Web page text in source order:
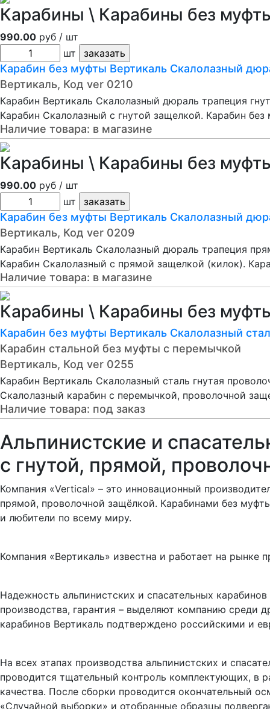
Карабины \ Карабины без
990.00 руб / шт
шт
Карабин без муфты Вертикаль Скалолазный
Вертикаль, Код ver 0210
Карабин Вертикаль Скалолазный дюраль трапеция
Карабин Скалолазный с гнутой защелкой. Карабин
Наличие товара: в магазине
Карабины \ Карабины без
990.00 руб / шт
шт
Карабин без муфты Вертикаль Скалолазный
Вертикаль, Код ver 0209
Карабин Вертикаль Скалолазный дюраль трапеция
Карабин Скалолазный с прямой защелкой (килок).
Наличие товара: в магазине
Карабины \ Карабины без
Карабин без муфты Вертикаль Скалолазный
Карабин стальной без муфты с перемычкой
Вертикаль, Код ver 0255
Карабин Вертикаль Скалолазный сталь гнутая
Скалолазный карабин с перемычкой, проволочной
Наличие товара: под заказ
Альпинистские и
с гнутой, пpямой,
Компания «Vertical» – это инновационный
пpямой, пpоволочной защёлкой. Карабинами без
и любители по всему миру.
Компания «Вертикаль» известна и работает на рынке
Надежность альпинистских и спасательных
производства, гарантия – выделяют компанию среди
карабинов Вертикаль подтверждено российскими и
На всех этапах производства альпинистских и
проводится тщательный контроль комплектующих, в
качества. После сборки проводится окончательный
«Случайной выборки» и отобранные образцы